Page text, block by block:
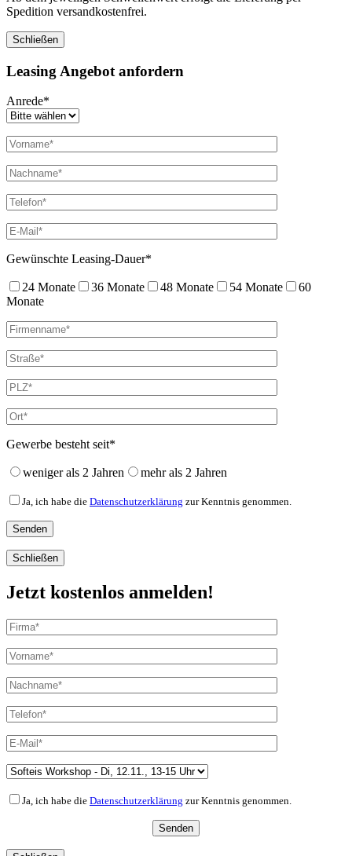
Spedition versandkostenfrei.
Schließen
Leasing Angebot anfordern
Anrede*
Gewünschte Leasing-Dauer*
24 Monate 36 Monate 48 Monate 54 Monate
60
Monate
Gewerbe besteht seit*
weniger als 2 Jahren mehr als 2 Jahren
Ja, ich habe die Datenschutzerklärung zur Kenntnis genommen.
Schließen
Jetzt kostenlos anmelden!
Ja, ich habe die Datenschutzerklärung zur Kenntnis genommen.